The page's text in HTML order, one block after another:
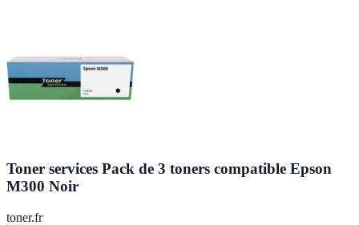
Toner services Pack de 3 toners compatible Epson
M300 Noir
toner.fr